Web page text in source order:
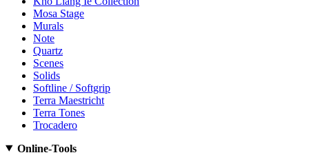
Mosa Stage
Murals
Note
Quartz
Scenes
Solids
Softline / Softgrip
Terra Maestricht
Terra Tones
Trocadero
Online-Tools